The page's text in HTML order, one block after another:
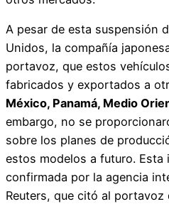
A pesar de esta suspensión
Unidos, la compañía
portavoz, que estos
fabricados y exportados a
México, Panamá, Medio
embargo, no se
sobre los planes de
estos modelos a futuro. Esta
confirmada por la agencia
Reuters, que citó al portavoz